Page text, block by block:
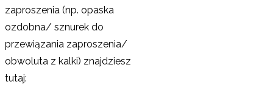
zaproszenia (np. opaska
ozdobna/ sznurek do
przewiązania zaproszenia/
obwoluta z kalki) znajdziesz
tutaj: